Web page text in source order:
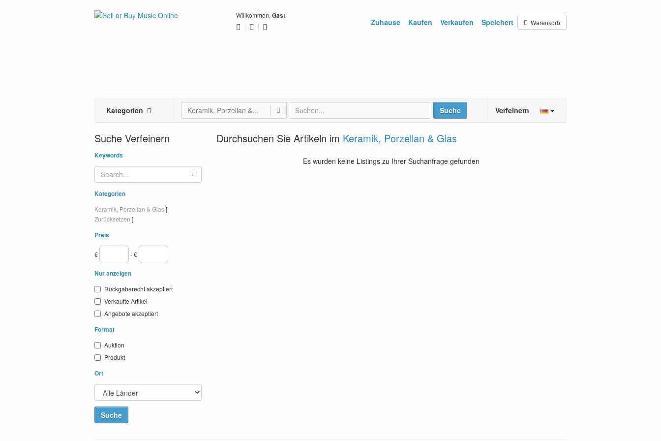
Willkommen, Gast
Zuhause Kaufen Verkaufen Speichert Warenkorb
Kategorien Keramik, Porzellan &... Suche Verfeinern
Suche Verfeinern
Keywords
Kategorien
Keramik, Porzellan & Glas[
Zurücksetzen ]
Preis
€ - €
Nur anzeigen
Rückgaberecht akzeptiert
Verkaufte Artikel
Angebote akzeptiert
Format
Auktion
Produkt
Ort
Durchsuchen Sie Artikeln im Keramik, Porzellan & Glas
Es wurden keine Listings zu Ihrer Suchanfrage gefunden